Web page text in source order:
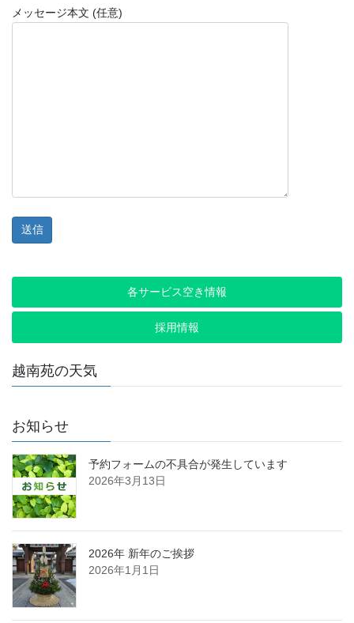
メッセージ本文 (任意)
各サービス空き情報
採用情報
越南苑の天気
お知らせ
予約フォームの不具合が発生しています
2026年3月13日
2026年 新年のご挨拶
2026年1月1日